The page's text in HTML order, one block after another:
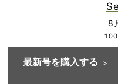
8
最新号を購入する